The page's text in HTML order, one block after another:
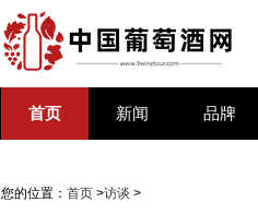
首页 新闻 品牌
您的位置： 首页 >访谈 >